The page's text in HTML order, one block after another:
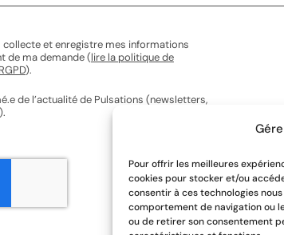
Pour offrir les meilleures
cookies pour stocker et/ou
consentir à ces technologies
comportement de navigation ou
ou de retirer son consentement
0,00€HT |0,00€TVAC
Réserver
Vinâve, 23 – 4651 Herve
collecte et enregistre mes informations
de ma demande (lire la politique de
).
de l’actualité de Pulsations (newsletters,